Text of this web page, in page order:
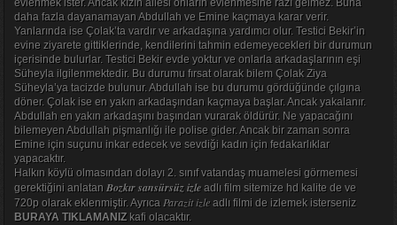
evlenmek ister. Ancak kızın ailesi onların evlenmesine razı gelmez. Buna
daha fazla dayanamayan Abdullah ve Emine kaçmaya karar verir.
Yanlarında ise Çolak’ta vardır ve arkadaşına yardımcı olur. Testici Bekir’in
evine ziyarete gittiklerinde, kendilerini tahmin edemeyecekleri bir durumun
içerisinde bulurlar. Testici Bekir evde yoktur ve onlarla arkadaşlarının eşi
Süheyla ilgilenmektedir. Bu durumu fırsat olarak bilem Çolak Ziya
Süheyla’ya tacizde bulunur. Abdullah ise bu durumu gördüğünde çılgına
döner. Çolak ise en yakın arkadaşından kaçmaya başlar. Ancak yakalanır.
Abdullah en yakın arkadaşını başından vurarak öldürür. Ne yapacağını
bilemeyen Abdullah pişmanlığı ile polise gider. Ancak bir zaman sonra
Emine için suçunu inkar edecek ve sevdiği kadın için fedakarlıklar
yapacaktır.
Halkın köylü olmasından dolayı 2. sınıf vatandaş muamelesi görmemesi
gerektiğini anlatan Bozkır sansürsüz izleadlı film sitemize hd kalite de ve
720p olarak eklenmiştir. Ayrıca Parazit izleadlı filmi de izlemek isterseniz
BURAYA TIKLAMANIZkafi olacaktır.